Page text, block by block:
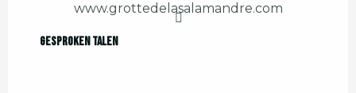
www.grottedelasalamandre.com
Gesproken talen
Gesproken talen